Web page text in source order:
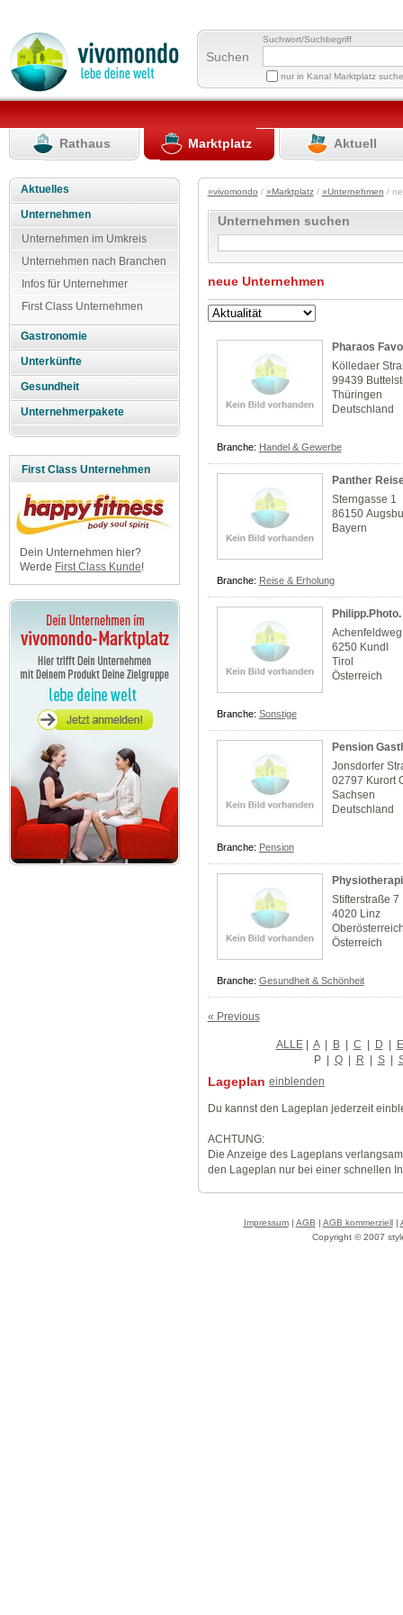
Suchen
Suchwort/Suchbegriff
nur in Kanal Marktplatz
Rathaus Marktplatz Aktuell
Aktuelles
Unternehmen
Unternehmen im Umkreis
Unternehmen nach Branchen
Infos für Unternehmer
First Class Unternehmen
Gastronomie
Unterkünfte
Gesundheit
Unternehmerpakete
First Class Unternehmen
Dein Unternehmen hier?
Werde First Class Kunde!
»vivomondo / »Marktplatz/ »Unternehmen /
Unternehmen suchen
neue Unternehmen
Pharaos
Kölledaer
99439
Thüringen
Deutschland
Branche: Handel & Gewerbe
Panther
Sterngasse 1
86150
Bayern
Branche: Reise & Erholung
6250 Kundl
Tirol
Österreich
Branche: Sonstige
Pension
Jonsdorfer
02797 Kurort
Sachsen
Deutschland
Branche: Pension
Stifterstraße 7
4020 Linz
Österreich
Branche: Gesundheit & Schönheit
« Previous
ALLE| A | B | C | D | E
P| Q | R | S |
Lageplan einblenden
Du kannst den Lageplan jederzeit
ACHTUNG:
Die Anzeige des Lageplans
den Lageplan nur bei einer schnellen
Impressum| AGB | AGB kommerziell|
Copyright © 2007